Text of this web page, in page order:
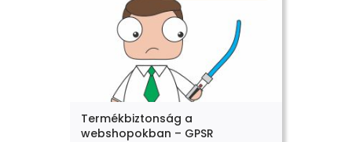
Termékbiztonság a
webshopokban – GPSR